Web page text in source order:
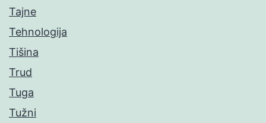
Tajne
Tehnologija
Tišina
Trud
Tuga
Tužni